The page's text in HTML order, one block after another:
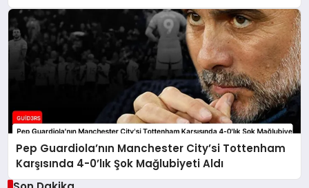
Pep Guardiola’nın Manchester City’si Tottenham
Karşısında 4-0’lık Şok Mağlubiyeti Aldı